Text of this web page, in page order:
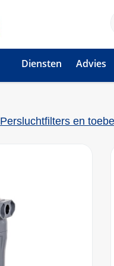
Diensten Advies
Persluchtfilters en